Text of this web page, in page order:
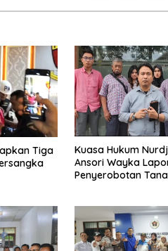
Tiga
Kuasa Hukum
Ansori Wayka
Penyerobotan